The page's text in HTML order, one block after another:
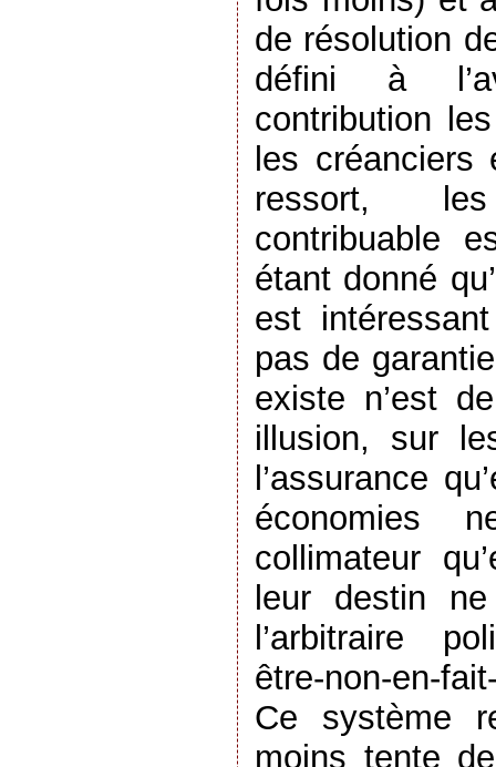
de résolution
défini à
contribution
les créanciers
ressort,
contribuable
étant donné
est
pas de
existe n’est
illusion, sur
l’assurance
économies
collimateur
leur destin
l’arbitraire
être-non-en-
Ce système
moins tente